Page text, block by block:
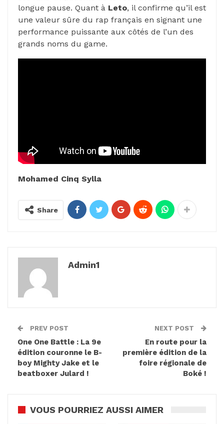
longue pause. Quant à Leto, il confirme qu’il est
une valeur sûre du rap français en signant une
performance puissante aux côtés de l’un des
grands noms du game.
Mohamed Cinq Sylla
Share
Admin1
PREV POST
One One Battle : La 9e
édition couronne le B-
boy Mighty Jake et le
beatboxer Julard !
NEXT POST
En route pour la
première édition de la
foire régionale de
Boké !
VOUS POURRIEZ AUSSI AIMER